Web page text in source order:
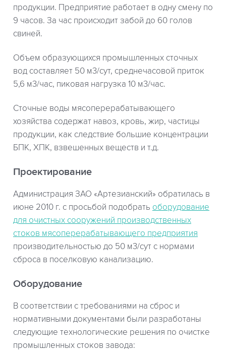
продукции. Предприятие работает в одну смену по
9 часов. За час происходит забой до 60 голов
свиней.
Объем образующихся промышленных сточных
вод составляет 50 м3/сут, среднечасовой приток
5,6 м3/час, пиковая нагрузка 10 м3/час.
Сточные воды мясоперерабатывающего
хозяйства содержат навоз, кровь, жир, частицы
продукции, как следствие большие концентрации
БПК, ХПК, взвешенных веществ и т.д.
Проектирование
Администрация ЗАО «Артезианский» обратилась в
июне 2010 г. с просьбой подобрать оборудование
для очистных сооружений производственных
стоков мясоперерабатывающего предприятия
производительностью до 50 м3/сут с нормами
сброса в поселковую канализацию.
Оборудование
В соответствии с требованиями на сброс и
нормативными документами были разработаны
следующие технологические решения по очистке
промышленных стоков завода: